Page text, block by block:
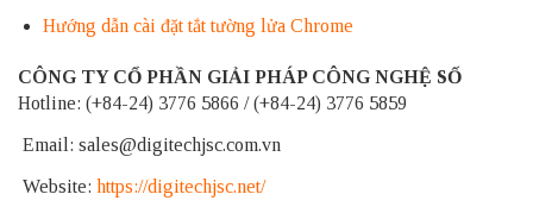
Hướng dẫn cài đặt tắt tường lửa Chrome
CÔNG TY CỔ PHẦN GIẢI PHÁP CÔNG NGHỆ SỐ
Hotline: (+84-24) 3776 5866 / (+84-24) 3776 5859
Email: sales@digitechjsc.com.vn
Website: https://digitechjsc.net/